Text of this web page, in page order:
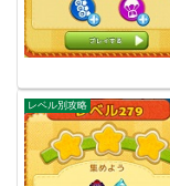
レベル別攻略